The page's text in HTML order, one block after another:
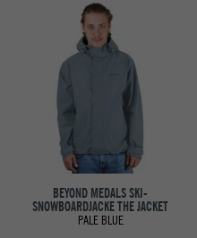
BEYOND MEDALS SKI-
SNOWBOARDJACKE THE JACKET
PALE BLUE